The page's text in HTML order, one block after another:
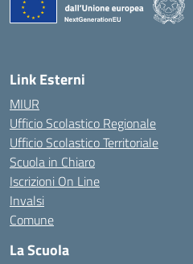
Link Esterni
MIUR
Ufficio Scolastico Regionale
Ufficio Scolastico Territoriale
Scuola in Chiaro
Iscrizioni On Line
Invalsi
Comune
La Scuola